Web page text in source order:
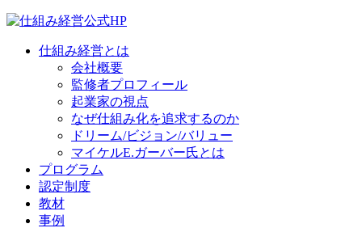
仕組み経営とは
会社概要
監修者プロフィール
起業家の視点
なぜ仕組み化を追求するのか
ドリーム/ビジョン/バリュー
マイケルE.ガーバー氏とは
プログラム
認定制度
教材
事例